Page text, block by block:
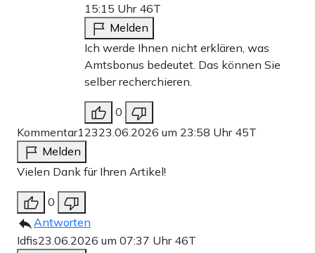
15:15 Uhr 46T
Melden
Ich werde Ihnen nicht erklären, was
Amtsbonus bedeutet. Das können Sie
selber recherchieren.
0
Kommentar12323.06.2026 um 23:58 Uhr 45T
Melden
Vielen Dank für Ihren Artikel!
0
Antworten
Idfis23.06.2026 um 07:37 Uhr 46T